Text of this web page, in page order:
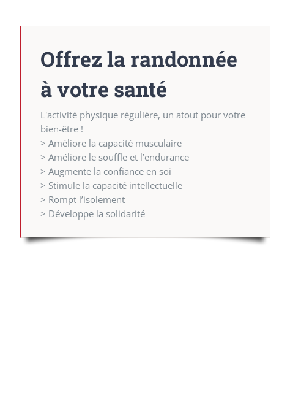
Offrez la randonnée
à votre santé
L'activité physique régulière, un atout pour votre
bien-être !
> Améliore la capacité musculaire
> Améliore le souffle et l’endurance
> Augmente la confiance en soi
> Stimule la capacité intellectuelle
> Rompt l’isolement
> Développe la solidarité